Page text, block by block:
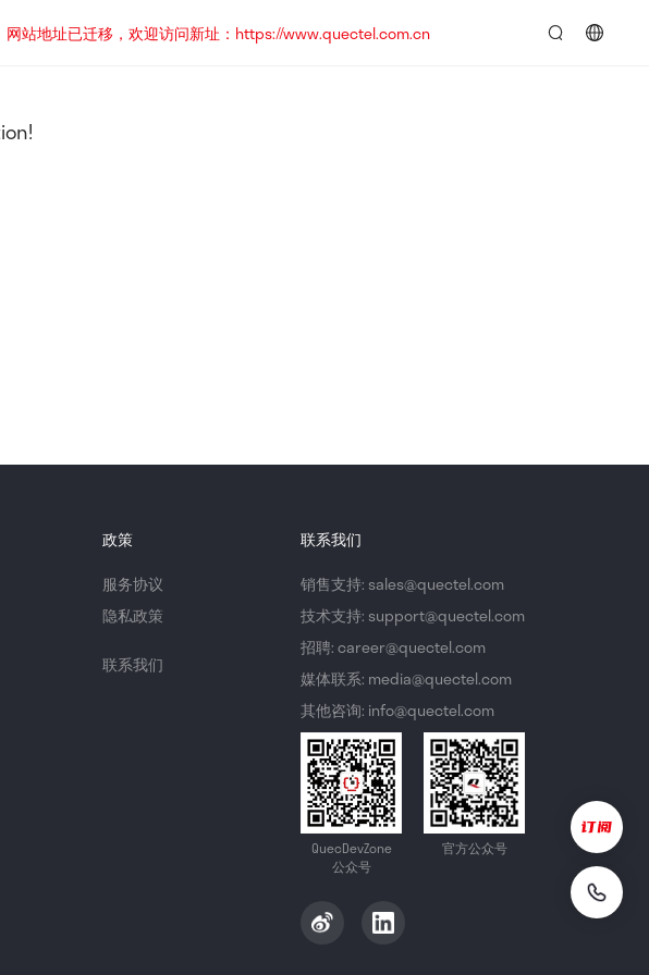
网站地址已迁移，欢迎访问新址：https://www.quectel.com.cn
政策
服务协议
隐私政策
联系我们
联系我们
销售支持: sales@quectel.com
技术支持: support@quectel.com
招聘: career@quectel.com
媒体联系: media@quectel.com
其他咨询: info@quectel.com
QuecDevZone
公众号
官方公众号